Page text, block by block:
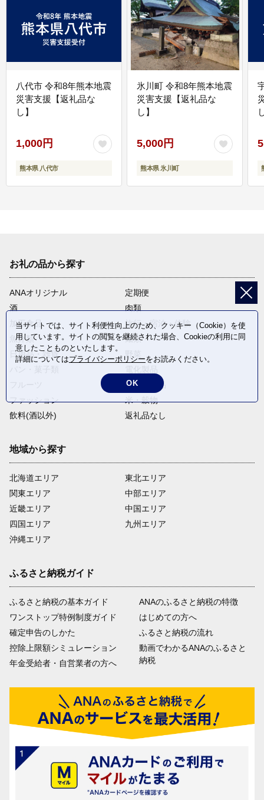
八代市 令和8年熊本地震
災害支援【返礼品な
し】
1,000円
熊本県 八代市
氷川町 令和8年熊本地震
災害支援【返礼品な
し】
5,000円
熊本県 氷川町
お礼の品から探す
ANAオリジナル
定期便
酒
肉類
加工食品
旅行・宿泊・体験
魚介類
麺類
日用品・雑貨
野菜
卵・乳製品
ファッション
米・穀物
飲料(酒以外)
返礼品なし
地域から探す
北海道エリア
関東エリア
近畿エリア
四国エリア
沖縄エリア
東北エリア
中部エリア
中国エリア
九州エリア
ふるさと納税ガイド
ふるさと納税の基本ガイド
ワンストップ特例制度ガイド
確定申告のしかた
控除上限額シミュレーション
年金受給者・自営業者の方へ
ANAのふるさと納税の特徴
はじめての方へ
ふるさと納税の流れ
動画でわかるANAのふるさと
納税
当サイトでは、サイト利便性向上のため、クッキー（Cookie）を使
用しています。サイトの閲覧を継続された場合、Cookieの利用に同
意したことものといたします。
詳細についてはプライバシーポリシーをお読みください。
OK